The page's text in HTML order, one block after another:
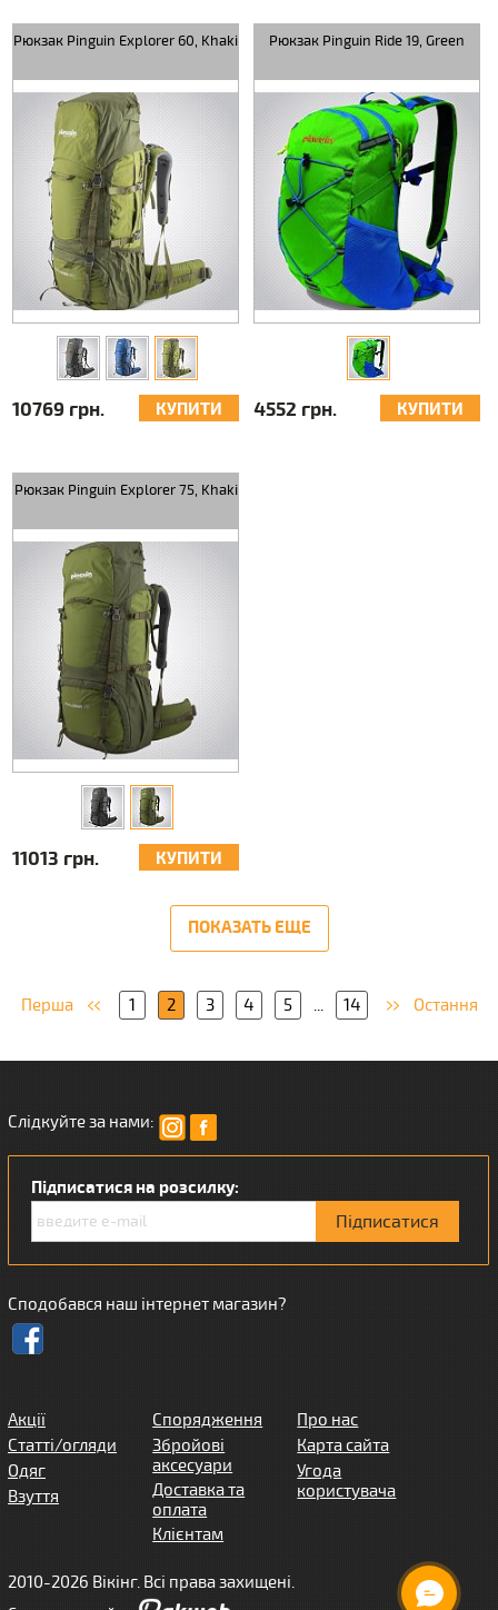
Рюкзак Pinguin Explorer 60, Khaki
10769 грн. КУПИТИ
Рюкзак Pinguin Ride 19, Green
4552 грн. КУПИТИ
Рюкзак Pinguin Explorer 75, Khaki
11013 грн. КУПИТИ
ПОКАЗАТЬ ЕЩЕ
Перша 1 2 3 4 5 ... 14 Остання
Слідкуйте за нами:
Підписатися на розсилку:
Сподобався наш інтернет магазин?
Акції
Статті/огляди
Одяг
Взуття
Спорядження
Збройові
аксесуари
Доставка та
оплата
Клієнтам
Про нас
Карта сайта
Угода
користувача
2010-2026 Вікінг. Всі права захищені.